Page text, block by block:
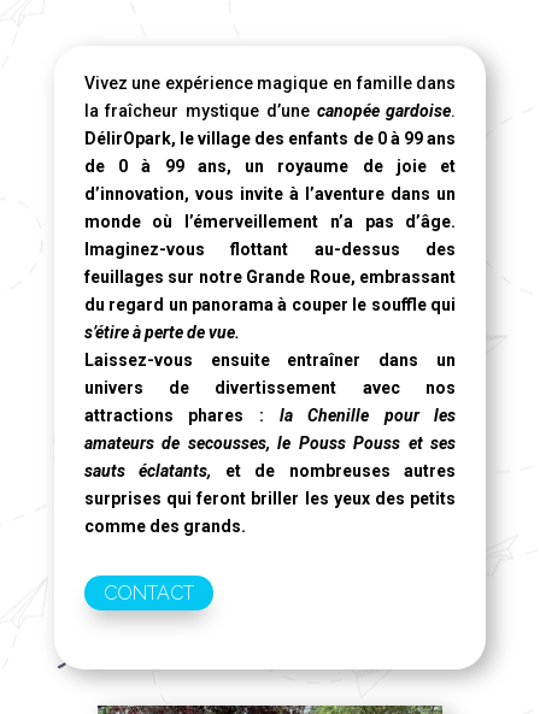
Vivez une expérience magique en famille dans
la fraîcheur mystique d’une canopée gardoise.
DélirOpark, le village des enfants de 0 à 99 ans
de 0 à 99 ans, un royaume de joie et
d’innovation, vous invite à l’aventure dans un
monde où l’émerveillement n’a pas d’âge.
Imaginez-vous flottant au-dessus des
feuillages sur notre Grande Roue, embrassant
du regard un panorama à couper le souffle qui
s’étire à perte de vue.
Laissez-vous ensuite entraîner dans un
univers de divertissement avec nos
attractions phares : la Chenille pour les
amateurs de secousses, le Pouss Pouss et ses
sauts éclatants, et de nombreuses autres
surprises qui feront briller les yeux des petits
comme des grands.
CONTACT